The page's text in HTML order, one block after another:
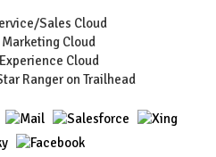
Sales Cloud
Cloud
Cloud
Ranger on Trailhead